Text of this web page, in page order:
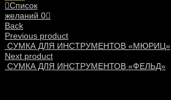
Список
желаний 0
Back
Previous product
СУМКА ДЛЯ ИНСТРУМЕНТОВ «МЮРИЦ»
Next product
СУМКА ДЛЯ ИНСТРУМЕНТОВ «ФЕЛЬД»